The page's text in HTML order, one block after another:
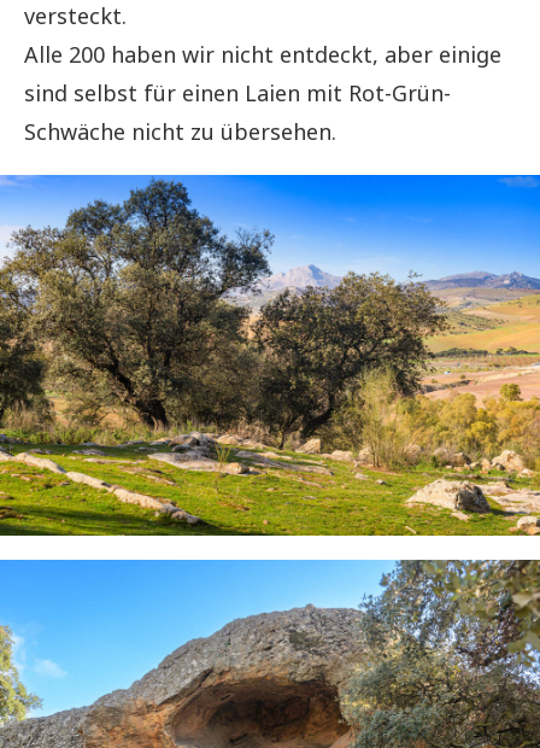
versteckt.
Alle 200 haben wir nicht entdeckt, aber einige
sind selbst für einen Laien mit Rot-Grün-
Schwäche nicht zu übersehen.